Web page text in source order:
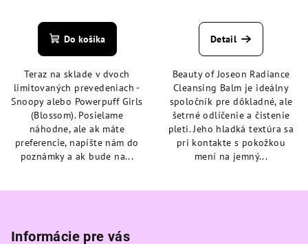
hodnotenie
produktu
z
5
hviezdičiek.
Do košíka
Teraz na sklade v dvoch
limitovaných prevedeniach -
Snoopy alebo Powerpuff Girls
(Blossom). Posielame
náhodne, ale ak máte
preferencie, napíšte nám do
poznámky a ak bude na...
hodnotenie
produktu
z
5
hviezdičiek.
Detail
Beauty of Joseon Radiance
Cleansing Balm je ideálny
spoločník pre dôkladné, ale
šetrné odlíčenie a čistenie
pleti. Jeho hladká textúra sa
pri kontakte s pokožkou
mení na jemný...
Informácie pre vás